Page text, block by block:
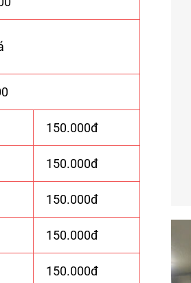
150.000đ
150.000đ
150.000đ
150.000đ
150.000đ